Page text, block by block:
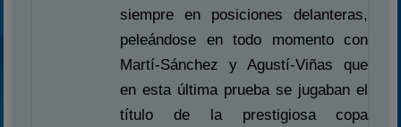
siempre en posiciones delanteras,
peleándose en todo momento con
Martí-Sánchez y Agustí-Viñas que
en esta última prueba se jugaban el
título de la prestigiosa copa